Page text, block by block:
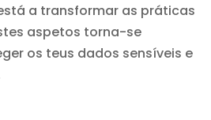
a transformar as práticas
aspetos torna-se
os teus dados sensíveis e